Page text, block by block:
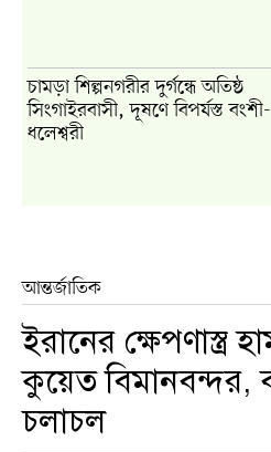
চামড়া শিল্পনগরীর দুর্গন্ধে অতিষ্ঠ
সিংগাইরবাসী, দূষণে বিপর্যস্ত বংশী-
ধলেশ্বরী